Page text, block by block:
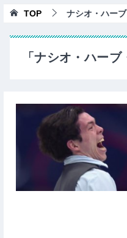
TOP ナシオ・ハー
「ナシオ・ハー